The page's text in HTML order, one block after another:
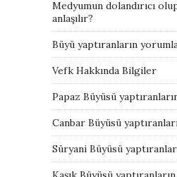
Medyumun dolandırıcı
anlaşılır?
Büyü yaptıranların
Vefk Hakkında Bilgiler
Papaz Büyüsü
Canbar Büyüsü
Süryani Büyüsü